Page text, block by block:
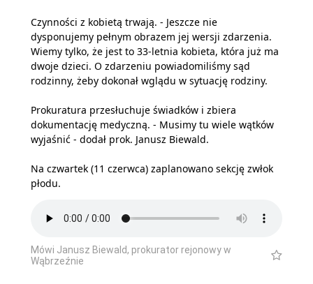
Czynności z kobietą trwają. - Jeszcze nie
dysponujemy pełnym obrazem jej wersji zdarzenia.
Wiemy tylko, że jest to 33-letnia kobieta, która już ma
dwoje dzieci. O zdarzeniu powiadomiliśmy sąd
rodzinny, żeby dokonał wglądu w sytuację rodziny.
Prokuratura przesłuchuje świadków i zbiera
dokumentację medyczną. - Musimy tu wiele wątków
wyjaśnić - dodał prok. Janusz Biewald.
Na czwartek (11 czerwca) zaplanowano sekcję zwłok
płodu.
Mówi Janusz Biewald, prokurator rejonowy w
Wąbrzeźnie